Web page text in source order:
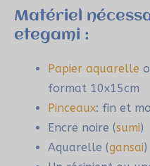
Matériel
etegami :
Papier aquarelle
format 10x15cm
Pinceaux: fin et
Encre noire (sumi)
Aquarelle (gansai)